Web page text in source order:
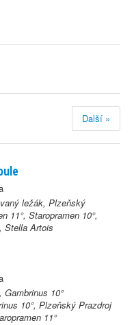
Další »
ležák, Plzeňský
11°, Staropramen 10°,
Stella Artois
Gambrinus 10°
10°, Plzeňský Prazdroj
11°